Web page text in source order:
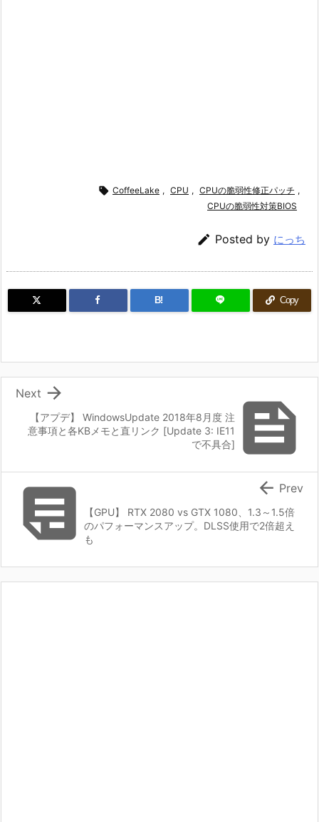
 CoffeeLake , CPU , CPUの脆弱性修正パッチ ,
CPUの脆弱性対策BIOS
 Posted by にっち
B! Copy

【アプデ】 WindowsUpdate 2018年8月度 注
意事項と各KBメモと直リンク [Update 3: IE11
で不具合]

Next
 【GPU】 RTX 2080 vs GTX 1080、1.3～1.5倍
のパフォーマンスアップ。DLSS使用で2倍超え
も
 Prev